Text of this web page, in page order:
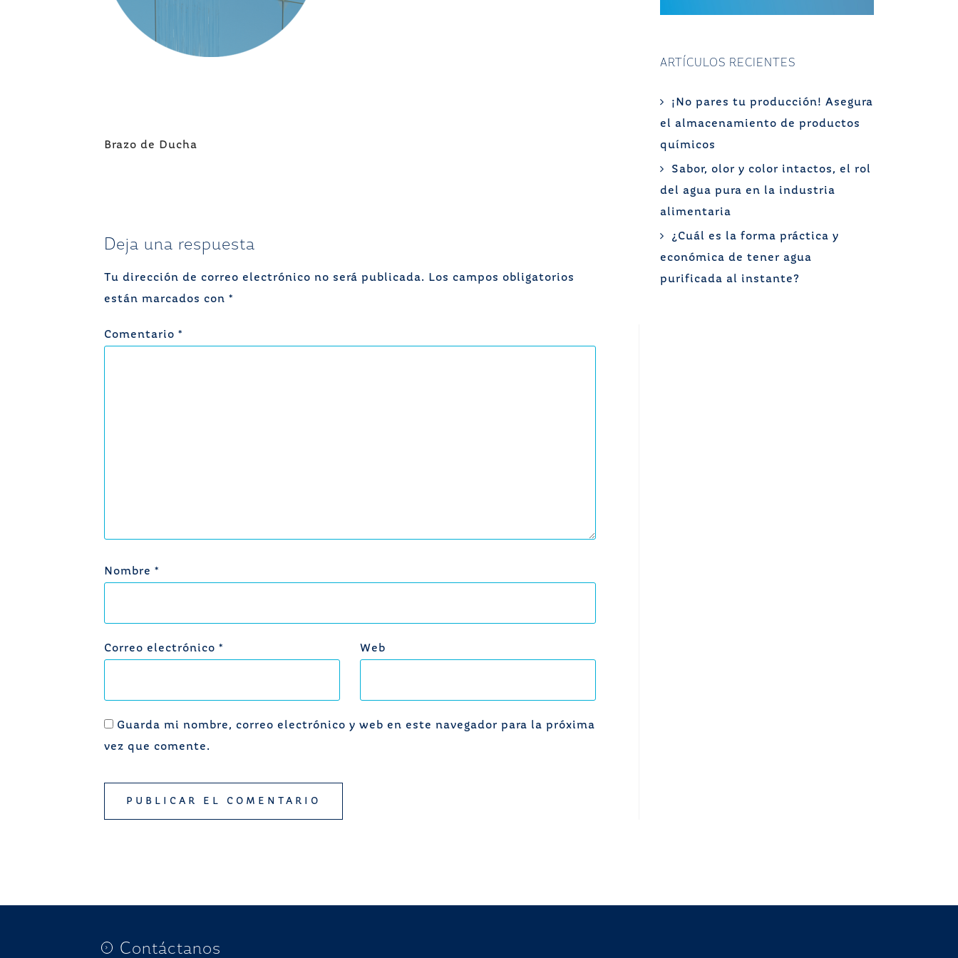
Navegación
Brazo de Ducha
Deja una respuesta
Tu dirección de correo electrónico no será publicada.
Los campos obligatorios
están marcados con *
Comentario *
Nombre *
Correo electrónico * Web
Guarda mi nombre, correo electrónico y web en este navegador para la próxima
vez que comente.
ARTÍCULOS RECIENTES
¡No pares tu producción! Asegura
el almacenamiento de productos
químicos
Sabor, olor y color intactos, el rol
del agua pura en la industria
alimentaria
¿Cuál es la forma práctica y
económica de tener agua
purificada al instante?
Contáctanos